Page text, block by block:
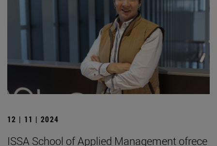
12 | 11 | 2024
ISSA School of Applied Management ofrece